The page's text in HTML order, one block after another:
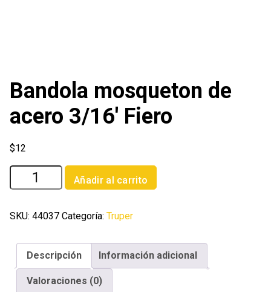
Bandola mosqueton de
acero 3/16′ Fiero
$12
Bandola
mosqueton
acero
Fiero
cantidad
Añadir al carrito
SKU: 44037 Categoría: Truper
Descripción Información adicional
Valoraciones (0)